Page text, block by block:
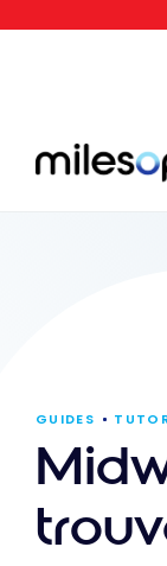
Panneau de
GUIDES